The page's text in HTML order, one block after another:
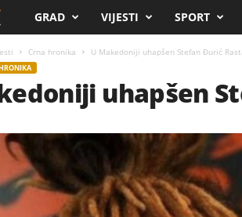
i
a
n
GRAD VIJESTI SPORT
Crna hronika U Makedoniji uhapšen Stefan Đurić
uhapšen